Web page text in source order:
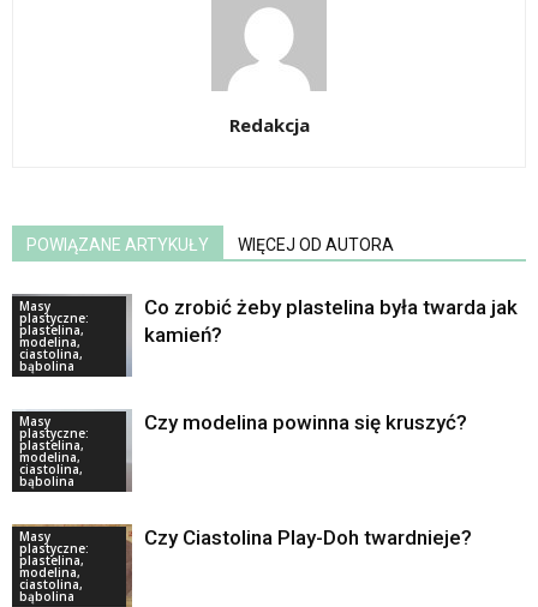
Redakcja
POWIĄZANE ARTYKUŁY WIĘCEJ OD AUTORA
Masy
plastyczne:
plastelina,
modelina,
ciastolina,
bąbolina
Co zrobić żeby plastelina była twarda jak
kamień?
Masy
plastyczne:
plastelina,
modelina,
ciastolina,
bąbolina
Czy modelina powinna się kruszyć?
Masy
plastyczne:
plastelina,
modelina,
ciastolina,
bąbolina
Czy Ciastolina Play-Doh twardnieje?